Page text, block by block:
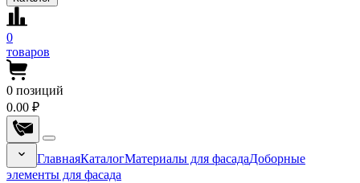
0
товаров
0 позиций
0.00 ₽
ГлавнаяКаталогМатериалы для фасадаДоборные
элементы для фасада